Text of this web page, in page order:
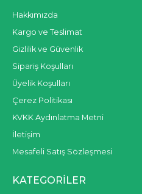
Hakkımızda
Kargo ve Teslimat
Gizlilik ve Güvenlik
Sipariş Koşulları
Üyelik Koşulları
Çerez Politikası
KVKK Aydınlatma Metni
İletişim
Mesafeli Satış Sözleşmesi
KATEGORILER